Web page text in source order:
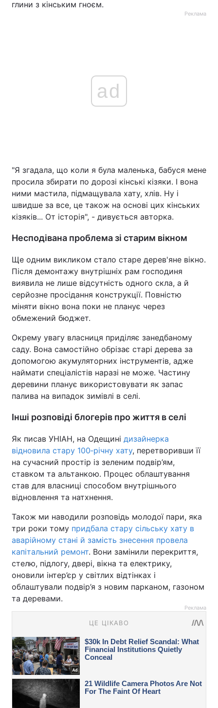
глини з кінським гноєм.
Реклама
ad
"Я згадала, що коли я була маленька, бабуся мене
просила збирати по дорозі кінські кізяки. І вона
ними мастила, підмащувала хату, хлів. Ну і
швидше за все, це також на основі цих кінських
кізяків... От історія", - дивується авторка.
Несподівана проблема зі старим вікном
Ще одним викликом стало старе дерев'яне вікно.
Після демонтажу внутрішніх рам господиня
виявила не лише відсутність одного скла, а й
серйозне просідання конструкції. Повністю
міняти вікно вона поки не планує через
обмежений бюджет.
Окрему увагу власниця приділяє занедбаному
саду. Вона самостійно обрізає старі дерева за
допомогою акумуляторних інструментів, адже
наймати спеціалістів наразі не може. Частину
деревини планує використовувати як запас
палива на випадок зимівлі в селі.
Інші розповіді блогерів про життя в селі
Як писав УНІАН, на Одещині дизайнерка
відновила стару 100‑річну хату, перетворивши її
на сучасний простір із зеленим подвір’ям,
ставком та альтанкою. Процес облаштування
став для власниці способом внутрішнього
відновлення та натхнення.
Також ми наводили розповідь молодої пари, яка
три роки тому придбала стару сільську хату в
аварійному стані й замість знесення провела
капітальний ремонт. Вони замінили перекриття,
стелю, підлогу, двері, вікна та електрику,
оновили інтер’єр у світлих відтінках і
облаштували подвір’я з новим парканом, газоном
та деревами.
Реклама